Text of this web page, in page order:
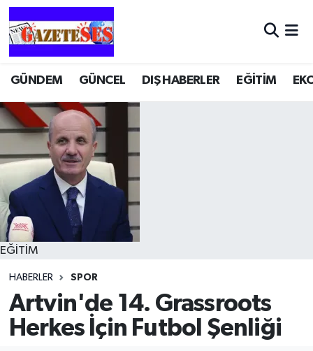
GÜNDEM GÜNCEL DIŞ HABERLER EĞİTİM
EĞİTİM
HABERLER SPOR
Artvin'de 14. Grassroots
Herkes İçin Futbol Şenliği